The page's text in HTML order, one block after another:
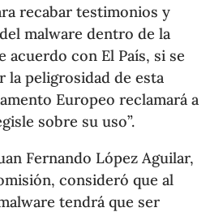
recabar testimonios y
malware dentro de la
acuerdo con El País, si se
la peligrosidad de esta
Europeo reclamará a
sobre su uso”.
Fernando López Aguilar,
consideró que al
tendrá que ser